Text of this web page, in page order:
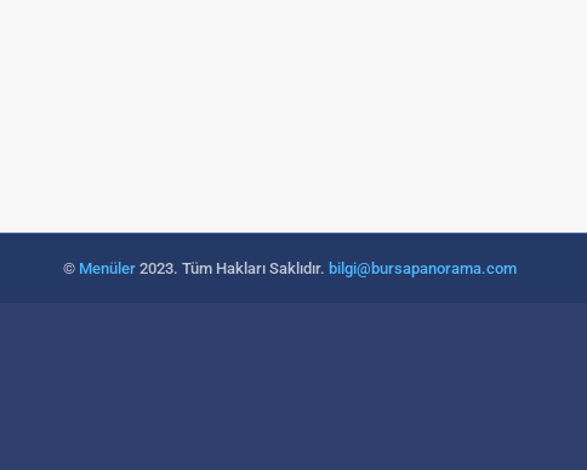
© Menüler 2023. Tüm Hakları Saklıdır. bilgi@bursapanorama.com